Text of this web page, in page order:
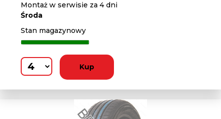
Montaż w serwisie za 4 dni
Środa
Stan magazynowy
Kup